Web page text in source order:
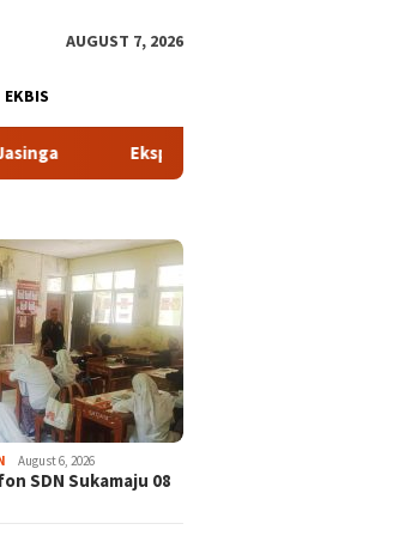
AUGUST 7, 2026
EKBIS
Ekspedisi Bogor Biru di Pangradin Bangun
August 6, 2026
SDN Sukamaju 08